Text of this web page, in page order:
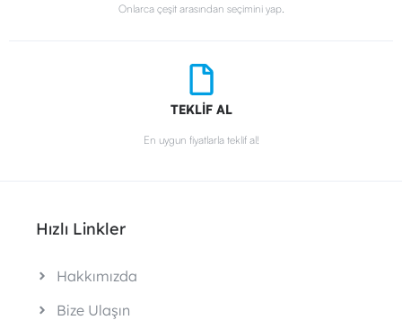
Onlarca çeşit arasından seçimini yap.
TEKLİF AL
En uygun fiyatlarla teklif al!
Hızlı Linkler
Hakkımızda
Bize Ulaşın